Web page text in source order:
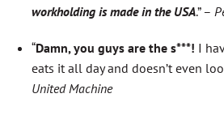
workholding is made in the USA.” –
“Damn, you guys are the s***! I
eats it all day and doesn’t even
United Machine